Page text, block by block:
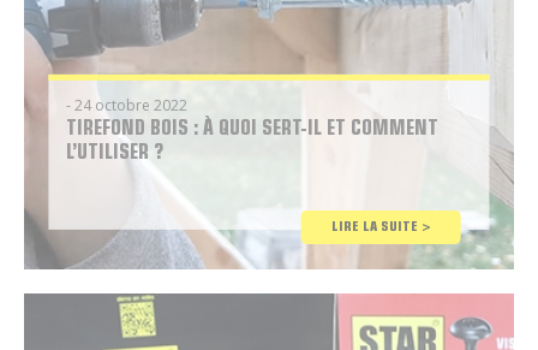
Conseil
Brico
- 24 octobre 2022
TIREFOND BOIS : À QUOI SERT-IL ET COMMENT
L’UTILISER ?
LIRE LA SUITE >